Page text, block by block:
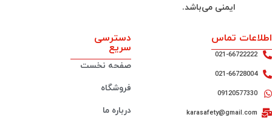
ایمنی می‌باشد.
اطلاعات تماس
021-66722222
021-66728004
09120577330
karasafety@gmail.com
دسترسی
سریع
صفحه نخست
فروشگاه
درباره ما